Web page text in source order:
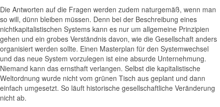
Die Antworten auf die Fragen werden zudem naturgemäß, wenn man
so will, dünn bleiben müssen. Denn bei der Beschreibung eines
nichtkapitalistischen Systems kann es nur um allgemeine Prinzipien
gehen und ein grobes Verständnis davon, wie die Gesellschaft anders
organisiert werden sollte. Einen Masterplan für den Systemwechsel
und das neue System vorzulegen ist eine absurde Unternehmung.
Niemand kann das ernsthaft verlangen. Selbst die kapitalistische
Weltordnung wurde nicht vom grünen Tisch aus geplant und dann
einfach umgesetzt. So läuft historische gesellschaftliche Veränderung
nicht ab.